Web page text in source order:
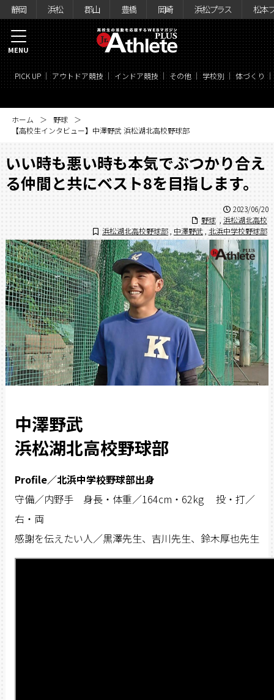
静岡 浜松 郡山 豊橋 岡崎 浜松プラス 松本
PICK UP アウトドア競技 インドア競技 その他 学校別 体づくり
MENU
ホーム
野球
【高校生インタビュー】中澤野武 浜松湖北高校野球部
いい時も悪い時も本気でぶつかり合え
る仲間と共にベスト8を目指します。
2023/06/20
野球 , 浜松湖北高校
浜松湖北高校野球部 中澤野武 北浜中学校野球部
中澤野武
浜松湖北高校野球部
Profile／北浜中学校野球部出身
守備／内野手 身長・体重／164cm・62kg 投・打／
右・両
感謝を伝えたい人／黒澤先生、吉川先生、鈴木厚也先生